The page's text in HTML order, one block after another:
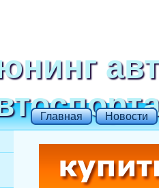
Главная Новости